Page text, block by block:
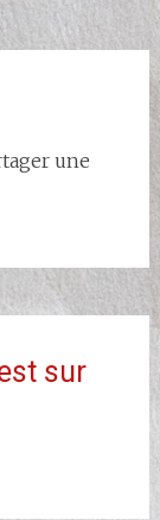
une
sur